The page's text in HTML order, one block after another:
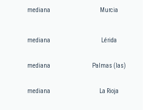
mediana Murcia
mediana Lérida
mediana Palmas (las)
mediana La Rioja